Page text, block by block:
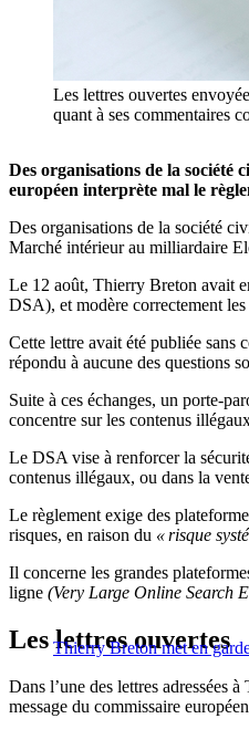
Les lettres ouvertes
quant à ses commentaires
Des organisations de la
européen interprète mal le
Des organisations de la société
Marché intérieur au milliardaire
Le 12 août, Thierry Breton avait
DSA), et modère correctement
Cette lettre avait été publiée
répondu à aucune des questions
Suite à ces échanges, un porte-
concentre sur les contenus
Le DSA vise à renforcer la
contenus illégaux, ou dans la
Le règlement exige des
risques, en raison du « risque
Il concerne les grandes
ligne (Very Large Online Search
Thierry Breton met en
Les lettres ouvertes
Dans l’une des lettres adressées
message du commissaire